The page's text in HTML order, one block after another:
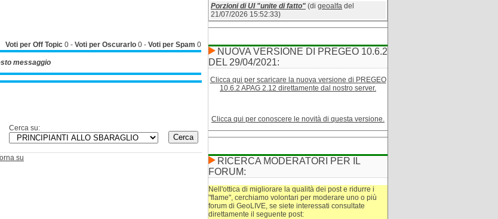
Voti per Off Topic 0 - Voti per Oscurarlo 0 - Voti per Spam 0
messaggio
Cerca su:
su
Porzioni di UI "unite di fatto" (di geoalfa del
21/07/2026 15:52:33)
NUOVA VERSIONE DI PREGEO 10.6.2
DEL 29/04/2021:
Clicca qui per scaricare la nuova versione di PREGEO
10.6.2 APAG 2.12 direttamente dal nostro server.
Clicca qui per conoscere le novità di questa versione.
RICERCA MODERATORI PER IL
FORUM:
Nell'ottica di migliorare la qualità dei post e ridurre i
"flame", cerchiamo volontari per moderare uno o più
forum di GeoLIVE, se siete interessati consultate
direttamente il seguente post: